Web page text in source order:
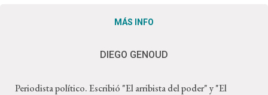
MÁS INFO
DIEGO GENOUD
Periodista político. Escribió "El arribista del poder" y "El